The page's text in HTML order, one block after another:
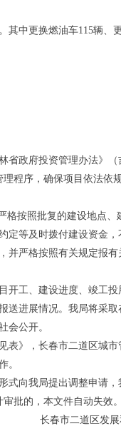
其中更换燃油车115辆、
省政府投资管理办法》（
理程序，确保项目依法依
格按照批复的建设地点、
定等及时拨付建设资金，
并严格按照有关规定报有
开工、建设进度、竣工投
送进展情况。我局将采取
会公开。
表》， 长春市二道区城市
。
式向我局提出调整申请，
批的，本文件自动失效。
长春市二道区发